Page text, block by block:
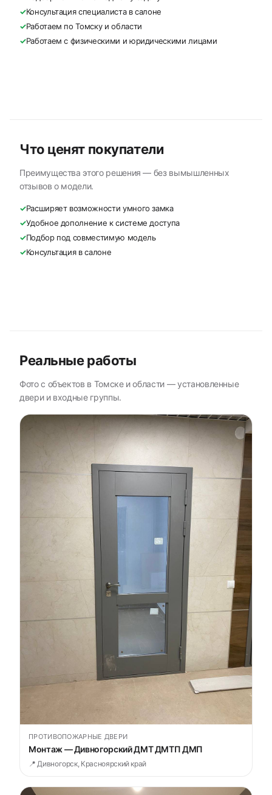
✓Консультация специалиста в салоне
✓Работаем по Томску и области
✓Работаем с физическими и юридическими лицами
Что ценят покупатели
Преимущества этого решения — без вымышленных
отзывов о модели.
✓Расширяет возможности умного замка
✓Удобное дополнение к системе доступа
✓Подбор под совместимую модель
✓Консультация в салоне
Реальные работы
Фото с объектов в Томске и области — установленные
двери и входные группы.
ПРОТИВОПОЖАРНЫЕ ДВЕРИ
Монтаж — Дивногорский ДМТ ДМТП ДМП
📍 Дивногорск, Красноярский край